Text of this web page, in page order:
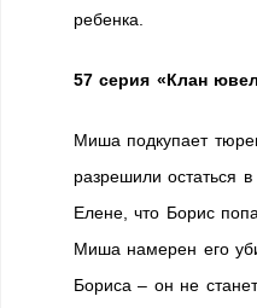
ребенка.
57 серия «Клан
Миша подкупает
разрешили остаться
Елене, что Борис
Миша намерен его
Бориса – он не